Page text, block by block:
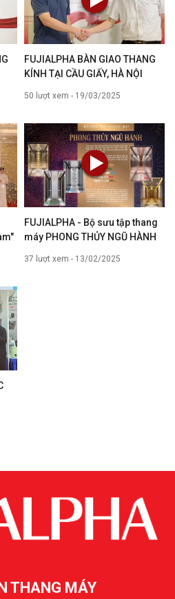
FUJIALPHA BÀN GIAO THANG
KÍNH TẠI CẦU GIẤY, HÀ NỘI
50 lượt xem - 19/03/2025
FUJIALPHA - Bộ sưu tập thang
máy PHONG THỦY NGŨ HÀNH
37 lượt xem - 13/02/2025
THANG MÁY